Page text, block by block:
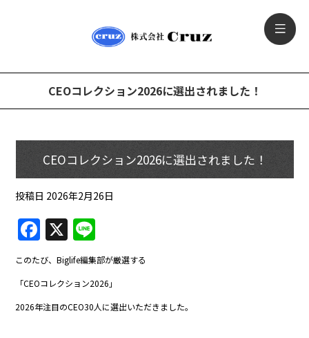
CEOコレクション2026に選出されました！
CEOコレクション2026に選出されました！
投稿日 2026年2月26日
F
a
c
e
b
X
n
e
このたび、Biglife編集部が厳選する
「CEOコレクション2026」
2026年注目のCEO30人に選出いただきました。